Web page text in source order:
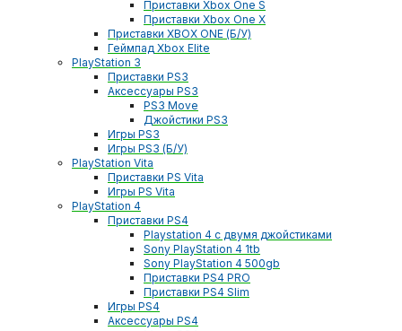
Приставки Xbox One S
Приставки Xbox One X
Приставки XBOX ONE (Б/У)
Геймпад Xbox Elite
PlayStation 3
Приставки PS3
Аксессуары PS3
PS3 Move
Джойстики PS3
Игры PS3
Игры PS3 (Б/У)
PlayStation Vita
Приставки PS Vita
Игры PS Vita
PlayStation 4
Приставки PS4
Playstation 4 с двумя джойстиками
Sony PlayStation 4 1tb
Sony PlayStation 4 500gb
Приставки PS4 PRO
Приставки PS4 Slim
Игры PS4
Аксессуары PS4